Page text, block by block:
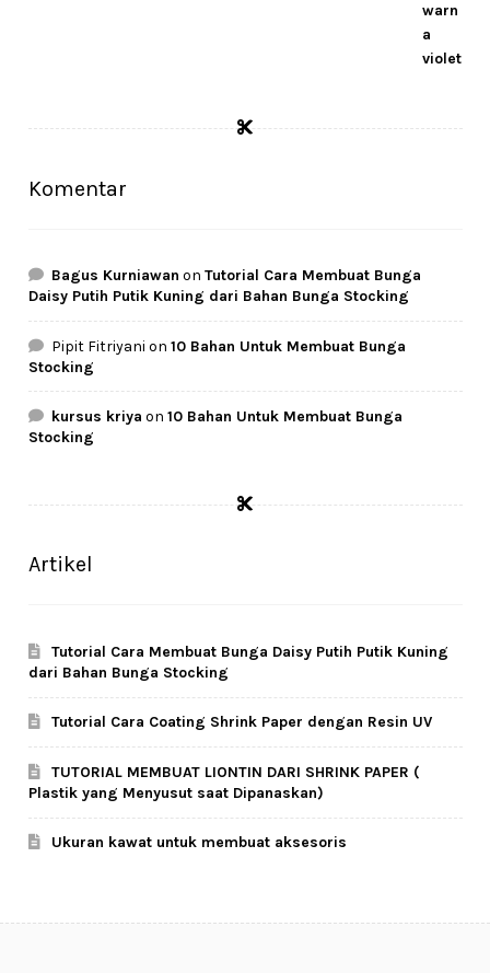
Komentar
Bagus Kurniawan onTutorial Cara Membuat Bunga
Daisy Putih Putik Kuning dari Bahan Bunga Stocking
Pipit Fitriyani on10 Bahan Untuk Membuat Bunga
Stocking
kursus kriya on10 Bahan Untuk Membuat Bunga
Stocking
Artikel
Tutorial Cara Membuat Bunga Daisy Putih Putik Kuning
dari Bahan Bunga Stocking
Tutorial Cara Coating Shrink Paper dengan Resin UV
TUTORIAL MEMBUAT LIONTIN DARI SHRINK PAPER (
Plastik yang Menyusut saat Dipanaskan)
Ukuran kawat untuk membuat aksesoris